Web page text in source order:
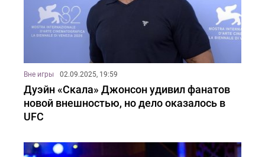
Вне игры 02.09.2025, 19:59
Дуэйн «Скала» Джонсон удивил фанатов
новой внешностью, но дело оказалось в
UFC